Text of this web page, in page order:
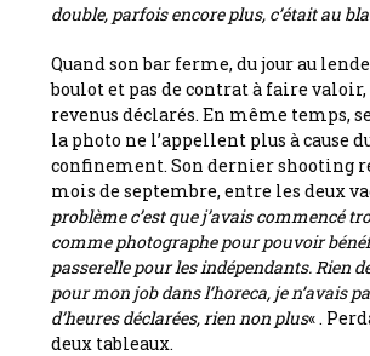
double, parfois encore plus, c’était au
Quand son bar ferme, du jour au
boulot et pas de contrat à faire valoir,
revenus déclarés. En même temps,
la photo ne l’appellent plus à cause
confinement. Son dernier shooting
mois de septembre, entre les deux
problème c’est que j’avais commencé
comme photographe pour pouvoir
passerelle pour les indépendants. Rien
pour mon job dans l’horeca, je n’avais
d’heures déclarées, rien non plus« .
deux tableaux.